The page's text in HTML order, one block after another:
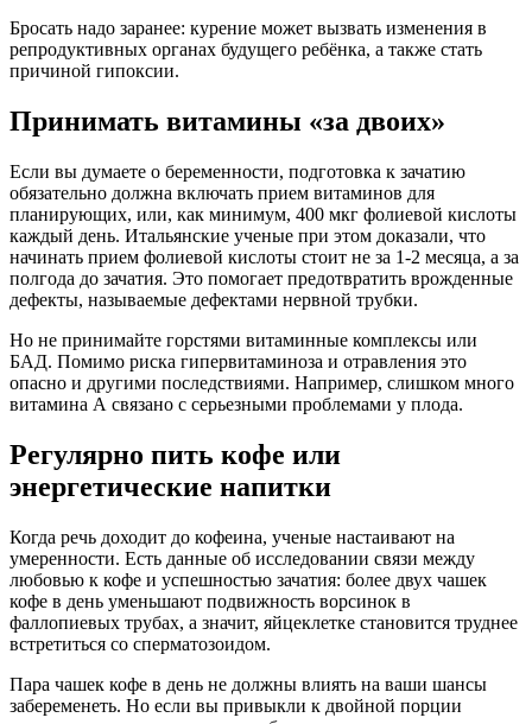
Бросать надо заранее: курение может вызвать изменения в
репродуктивных органах будущего ребёнка, а также стать
причиной гипоксии.
Принимать витамины «за двоих»
Если вы думаете о беременности, подготовка к зачатию
обязательно должна включать прием витаминов для
планирующих, или, как минимум, 400 мкг фолиевой кислоты
каждый день. Итальянские ученые при этом доказали, что
начинать прием фолиевой кислоты стоит не за 1-2 месяца, а за
полгода до зачатия. Это помогает предотвратить врожденные
дефекты, называемые дефектами нервной трубки.
Но не принимайте горстями витаминные комплексы или
БАД. Помимо риска гипервитаминоза и отравления это
опасно и другими последствиями. Например, слишком много
витамина А связано с серьезными проблемами у плода.
Регулярно пить кофе или
энергетические напитки
Когда речь доходит до кофеина, ученые настаивают на
умеренности. Есть данные об исследовании связи между
любовью к кофе и успешностью зачатия: более двух чашек
кофе в день уменьшают подвижность ворсинок в
фаллопиевых трубах, а значит, яйцеклетке становится труднее
встретиться со сперматозоидом.
Пара чашек кофе в день не должны влиять на ваши шансы
забеременеть. Но если вы привыкли к двойной порции